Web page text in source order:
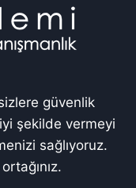
güvenlik
şekilde vermeyi
sağlıyoruz.